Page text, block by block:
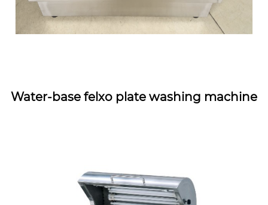
Water-base felxo plate washing machine